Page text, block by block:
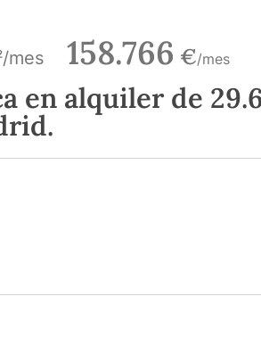
mes 158.766 €/mes
en alquiler de